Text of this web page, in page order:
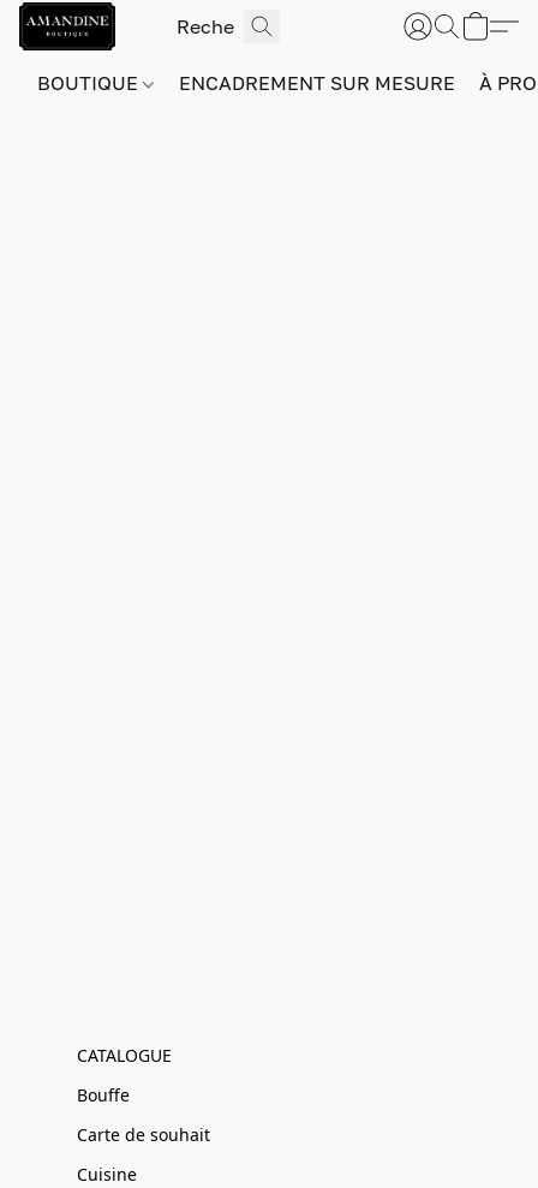
BOUTIQUE ENCADREMENT SUR MESURE À
CATALOGUE
Bouffe
Carte de souhait
Cuisine